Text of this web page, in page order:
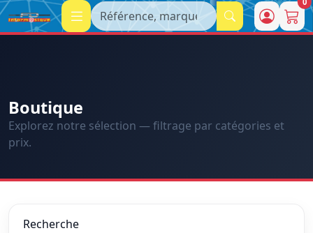
Recherche
Boutique
Explorez notre sélection — filtrage par catégories et
prix.
Recherche